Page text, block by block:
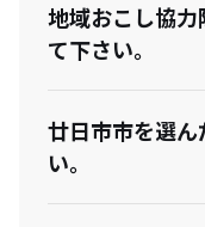
地域おこし協
て下さい。
廿日市市を選ん
い。